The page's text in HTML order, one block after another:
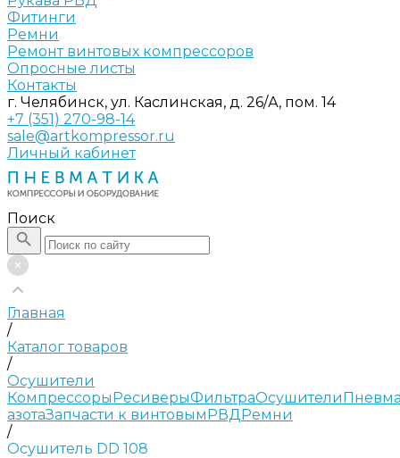
Фитинги
Ремни
Ремонт винтовых компрессоров
Опросные листы
Контакты
г. Челябинск, ул. Каслинская, д. 26/А, пом. 14
+7 (351) 270-98-14
sale@artkompressor.ru
Личный кабинет
Поиск
Главная
/
Каталог товаров
/
Осушители
КомпрессорыРесиверыФильтраОсушители
азотаЗапчасти к винтовымРВДРемни
/
Осушитель DD 108